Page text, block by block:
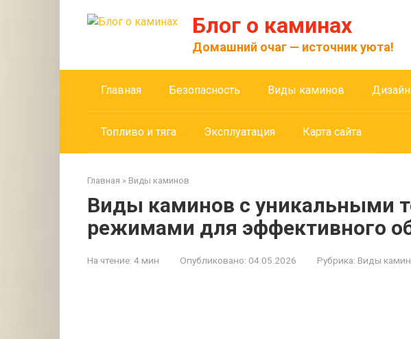
Блог о каминах
Домашний очаг — источник уюта!
Главная Безопасность Виды каминов Дизайн
Топливо и тяга Эксплуатация Карта сайта
Главная » Виды каминов
Виды каминов с уникальными
режимами для эффективного
На чтение: 4 мин Опубликовано: 04.05.2026 Рубрика: Виды